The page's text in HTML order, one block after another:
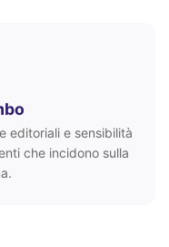
editoriali e sensibilità
che incidono sulla